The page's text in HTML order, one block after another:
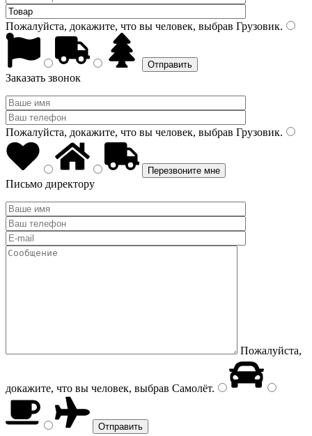
Пожалуйста, докажите, что вы человек, выбрав Грузовик.
Заказать звонок
Пожалуйста, докажите, что вы человек, выбрав Грузовик.
Письмо директору
Пожалуйста,
докажите, что вы человек, выбрав Самолёт.